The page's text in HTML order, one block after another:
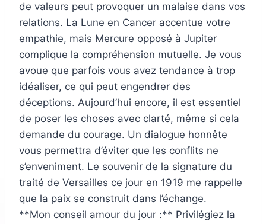
de valeurs peut provoquer un malaise dans vos
relations. La Lune en Cancer accentue votre
empathie, mais Mercure opposé à Jupiter
complique la compréhension mutuelle. Je vous
avoue que parfois vous avez tendance à trop
idéaliser, ce qui peut engendrer des
déceptions. Aujourd’hui encore, il est essentiel
de poser les choses avec clarté, même si cela
demande du courage. Un dialogue honnête
vous permettra d’éviter que les conflits ne
s’enveniment. Le souvenir de la signature du
traité de Versailles ce jour en 1919 me rappelle
que la paix se construit dans l’échange.
**Mon conseil amour du jour :** Privilégiez la